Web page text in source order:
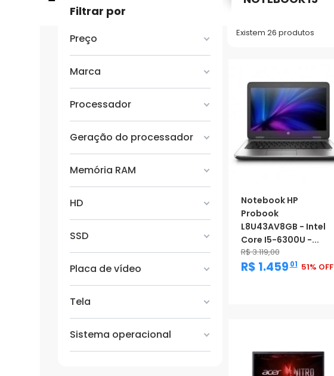
Filtrar por
Preço
Marca
Processador
Geração do processador
Memória RAM
HD
SSD
Placa de vídeo
Tela
Sistema operacional
Existem 26 produtos
Notebook HP
Probook
L8U43AV8GB - Intel
Core I5-6300U -...
R$ 3.119,00
R$ 1.459 ,01 51% OFF